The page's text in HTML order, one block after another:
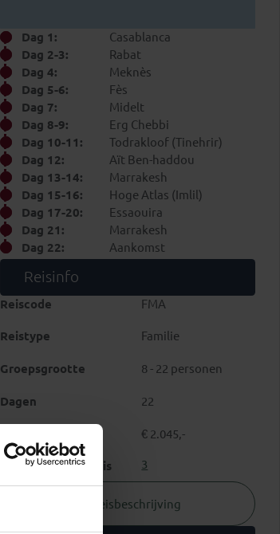
Dag 1:
Casablanca
Dag 2-3:
Rabat
Dag 4:
Meknès
Dag 5-6:
Fès
Dag 7:
Midelt
Dag 8-9:
Erg Chebbi
Dag 10-11:
Todrakloof (Tinehrir)
Dag 12:
Aït Ben-haddou
Dag 13-14:
Marrakesh
Dag 15-16:
Hoge Atlas (Imlil)
Dag 17-20:
Essaouira
Dag 21:
Marrakesh
Dag 22:
Aankomst
Reisinfo
Reiscode FMA
Reistype Familie
Groepsgrootte 8 - 22 personen
Dagen 22
€ 2.045,-
Zwaarte van de reis 3
Reisbeschrijving